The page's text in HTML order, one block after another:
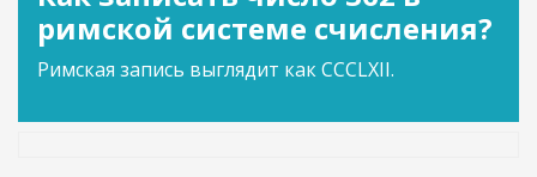
римской системе счисления?
Римская запись выглядит как CCCLXII.